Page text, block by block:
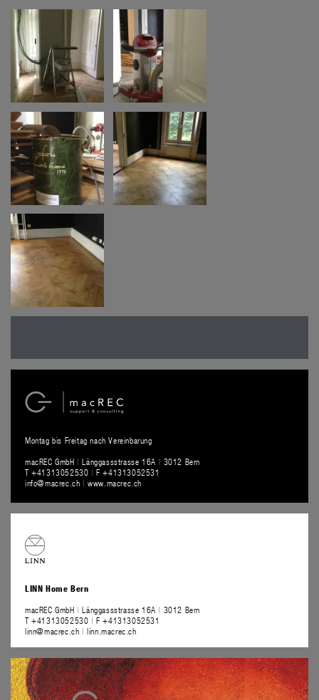
Montag bis Freitag nach Vereinbarung
macREC GmbH | Länggassstrasse 16A | 3012 Bern
T +41313052530 | F +41313052531
info@macrec.ch | www.macrec.ch
LINN Home Bern
macREC GmbH | Länggassstrasse 16A | 3012 Bern
T +41313052530 | F +41313052531
linn@macrec.ch | linn.macrec.ch